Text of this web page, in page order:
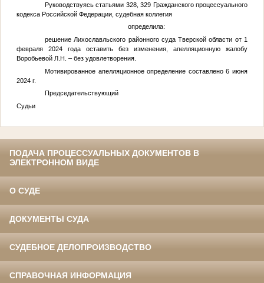
Руководствуясь статьями 328, 329 Гражданского процессуального
кодекса Российской Федерации, судебная коллегия
определила:
решение Лихославльского районного суда Тверской области от 1
февраля 2024 года оставить без изменения, апелляционную жалобу
Воробьевой Л.Н. – без удовлетворения.
Мотивированное апелляционное определение составлено 6 июня
2024 г.
Председательствующий
Судьи
ПОДАЧА ПРОЦЕССУАЛЬНЫХ ДОКУМЕНТОВ В
ЭЛЕКТРОННОМ ВИДЕ
О СУДЕ
ДОКУМЕНТЫ СУДА
СУДЕБНОЕ ДЕЛОПРОИЗВОДСТВО
СПРАВОЧНАЯ ИНФОРМАЦИЯ